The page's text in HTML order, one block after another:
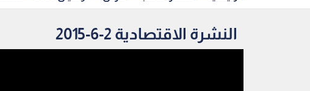
النشرة الاقتصادية 2-6-2015